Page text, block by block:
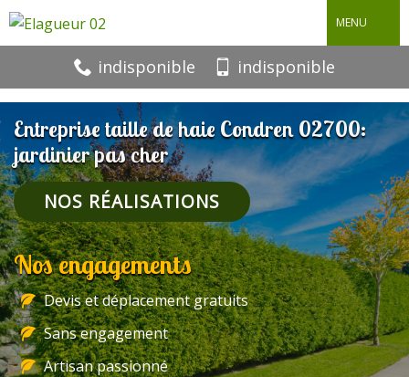
MENU
indisponible indisponible
Entreprise taille de haie Condren 02700:
jardinier pas cher
NOS RÉALISATIONS
Nos engagements
Devis et déplacement gratuits
Sans engagement
Artisan passionné